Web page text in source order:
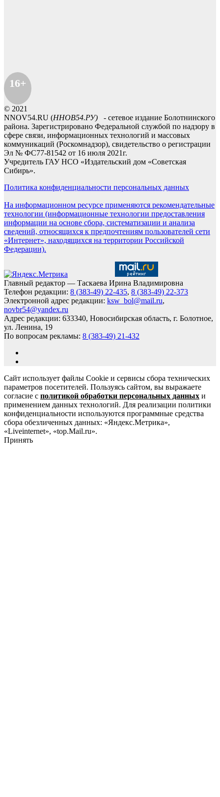
16+
© 2021
NNOV54.RU (ННОВ54.РУ) - сетевое издание Болотнинского
района. Зарегистрировано Федеральной службой по надзору в
сфере связи, информационных технологий и массовых
коммуникаций (Роскомнадзор), свидетельство о регистрации
Эл № ФС77-81542 от 16 июля 2021г.
Учредитель ГАУ НСО «Издательский дом «Советская
Сибирь».
Политика конфиденциальности персональных данных
На информационном ресурсе применяются рекомендательные
технологии (информационные технологии предоставления
информации на основе сбора, систематизации и анализа
сведений, относящихся к предпочтениям пользователей сети
«Интернет», находящихся на территории Российской
Федерации).
Главный редактор — Таскаева Ирина Владимировна
Телефон редакции: 8 (383-49) 22-435, 8 (383-49) 22-373
Электронной адрес редакции: ksw_bol@mail.ru,
novbr54@yandex.ru
Адрес редакции: 633340, Новосибирская область, г. Болотное,
ул. Ленина, 19
По вопросам рекламы: 8 (383-49) 21-432
Сайт использует файлы Cookie и сервисы сбора технических
параметров посетителей. Пользуясь сайтом, вы выражаете
согласие с политикой обработки персональных данных и
применением данных технологий. Для реализации политики
конфиденциальности используются программные средства
сбора обезличенных данных: «Яндекс.Метрика»,
«Liveinternet», «top.Mail.ru».
Принять